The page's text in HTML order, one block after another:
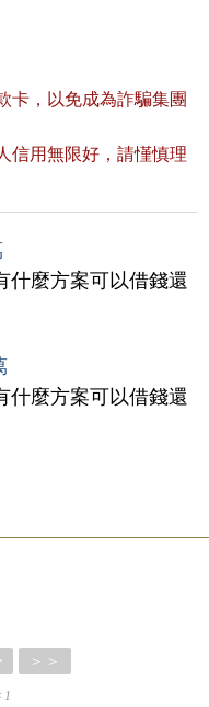
卡，以免成為詐騙集團
信用無限好，請慬慎理
什麼方案可以借錢還
什麼方案可以借錢還
＞＞
1